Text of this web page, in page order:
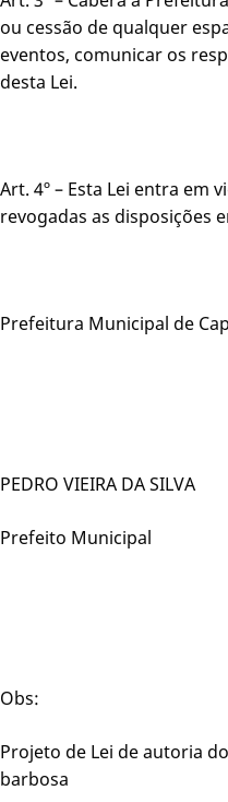
ou cessão de qualquer
eventos, comunicar os
desta Lei.
Art. 4º – Esta Lei entra em
revogadas as disposições
Prefeitura Municipal de
PEDRO VIEIRA DA SILVA
Prefeito Municipal
Obs:
Projeto de Lei de autoria
barbosa